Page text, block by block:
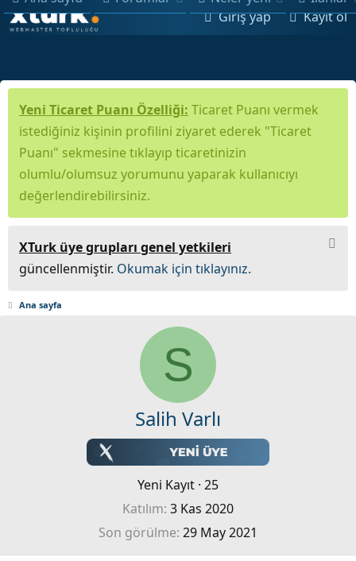
Giriş yap Kayıt ol
Yeni Ticaret Puanı Özelliği: Ticaret Puanı vermek
istediğiniz kişinin profilini ziyaret ederek "Ticaret
Puanı" sekmesine tıklayıp ticaretinizin
olumlu/olumsuz yorumunu yaparak kullanıcıyı
değerlendirebilirsiniz.
XTurk üye grupları genel yetkileri
güncellenmiştir. Okumak için tıklayınız.
Ana sayfa
S
Salih Varlı
Yeni Kayıt · 25
Katılım 3 Kas 2020
Son görülme 29 May 2021